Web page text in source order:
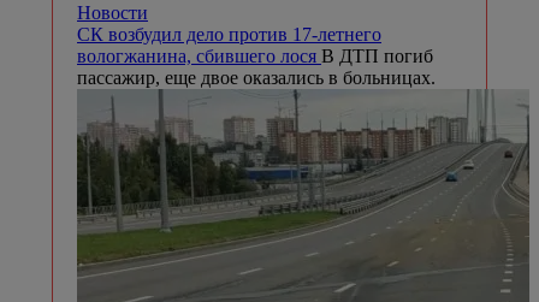
Новости
СК возбудил дело против 17-летнего
вологжанина, сбившего лося В ДТП погиб
пассажир, еще двое оказались в больницах.